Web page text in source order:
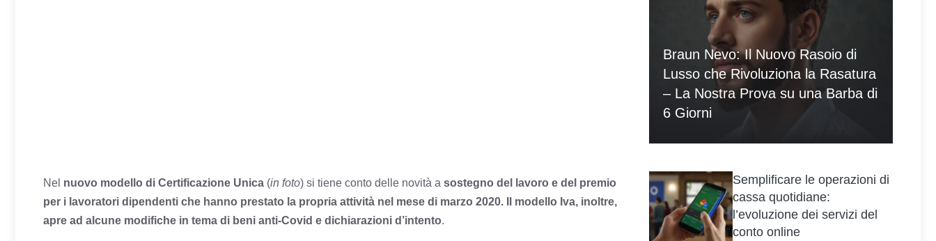
Nel nuovo modello di Certificazione Unica (in foto) si tiene conto delle novità a sostegno del lavoro e del premio
per i lavoratori dipendenti che hanno prestato la propria attività nel mese di marzo 2020. Il modello Iva, inoltre,
apre ad alcune modifiche in tema di beni anti-Covid e dichiarazioni d’intento.
Braun Nevo: Il Nuovo Rasoio di
Lusso che Rivoluziona la Rasatura
– La Nostra Prova su una Barba di
6 Giorni
Semplificare le operazioni di
cassa quotidiane:
l’evoluzione dei servizi del
conto online